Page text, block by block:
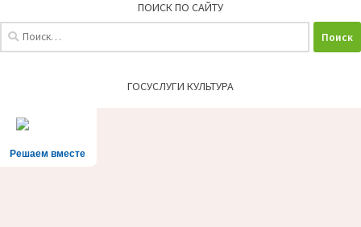
ПОИСК ПО САЙТУ
ГОСУСЛУГИ КУЛЬТУРА
Решаем вместе